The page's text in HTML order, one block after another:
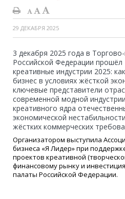
29 ДЕКАБРЯ 2025
3 декабря 2025 года в
Российской Федерации
креативные индустрии 2025:
бизнес в условиях жёсткой
ключевые представители
современной модной
креативного ядра
экономической
жёстких коммерческих
Организатором выступила
бизнеса «Я Лидер» при
проектов креативной
финансовому рынку и
палаты Российской Федерации.